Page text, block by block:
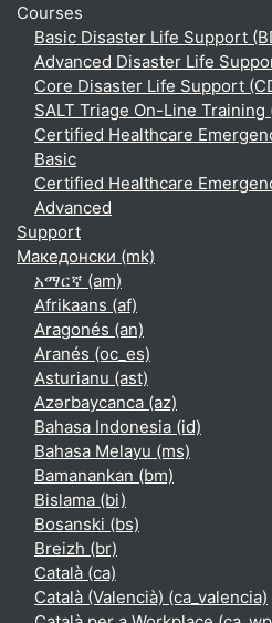
Courses
Basic Disaster Life Support
Advanced Disaster Life
Core Disaster Life Support
SALT Triage On-Line Training
Certified Healthcare
Basic
Certified Healthcare
Advanced
Support
Македонски ‎(mk)‎
አማርኛ ‎(am)‎
Afrikaans ‎(af)‎
Aragonés ‎(an)‎
Aranés ‎(oc_es)‎
Asturianu ‎(ast)‎
Azərbaycanca ‎(az)‎
Bahasa Indonesia ‎(id)‎
Bahasa Melayu ‎(ms)‎
Bamanankan ‎(bm)‎
Bislama ‎(bi)‎
Bosanski ‎(bs)‎
Breizh ‎(br)‎
Català ‎(ca)‎
Català (Valencià) ‎(ca_valencia)‎